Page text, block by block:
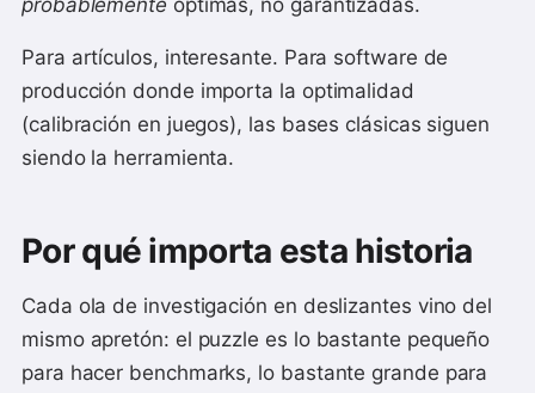
probablemente óptimas, no garantizadas.
Para artículos, interesante. Para software de
producción donde importa la optimalidad
(calibración en juegos), las bases clásicas siguen
siendo la herramienta.
Por qué importa esta historia
Cada ola de investigación en deslizantes vino del
mismo apretón: el puzzle es lo bastante pequeño
para hacer benchmarks, lo bastante grande para